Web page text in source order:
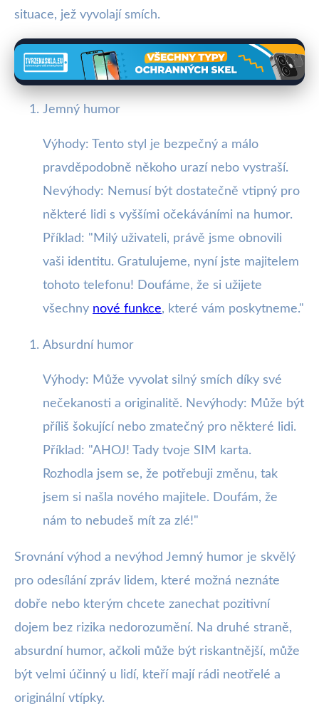
situace, jež vyvolají smích.
Jemný humor
Výhody: Tento styl je bezpečný a málo
pravděpodobně někoho urazí nebo vystraší.
Nevýhody: Nemusí být dostatečně vtipný pro
některé lidi s vyššími očekáváními na humor.
Příklad: "Milý uživateli, právě jsme obnovili
vaši identitu. Gratulujeme, nyní jste majitelem
tohoto telefonu! Doufáme, že si užijete
všechny nové funkce, které vám poskytneme."
Absurdní humor
Výhody: Může vyvolat silný smích díky své
nečekanosti a originalitě. Nevýhody: Může být
příliš šokující nebo zmatečný pro některé lidi.
Příklad: "AHOJ! Tady tvoje SIM karta.
Rozhodla jsem se, že potřebuji změnu, tak
jsem si našla nového majitele. Doufám, že
nám to nebudeš mít za zlé!"
Srovnání výhod a nevýhod Jemný humor je skvělý
pro odesílání zpráv lidem, které možná neznáte
dobře nebo kterým chcete zanechat pozitivní
dojem bez rizika nedorozumění. Na druhé straně,
absurdní humor, ačkoli může být riskantnější, může
být velmi účinný u lidí, kteří mají rádi neotřelé a
originální vtípky.